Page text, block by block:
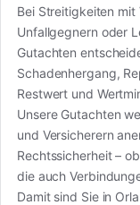
Bei Streitigkeiten mit
Unfallgegnern oder
Gutachten
Schadenhergang,
Restwert und
Unsere Gutachten
und Versicherern
Rechtssicherheit –
die auch
Damit sind Sie in